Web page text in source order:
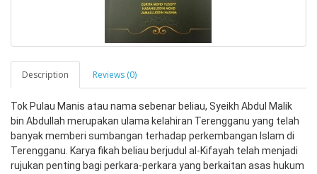
Description Reviews (0)
Tok Pulau Manis atau nama sebenar beliau, Syeikh Abdul Malik
bin Abdullah merupakan ulama kelahiran Terengganu yang telah
banyak memberi sumbangan terhadap perkembangan Islam di
Terengganu. Karya fikah beliau berjudul al-Kifayah telah menjadi
rujukan penting bagi perkara-perkara yang berkaitan asas hukum